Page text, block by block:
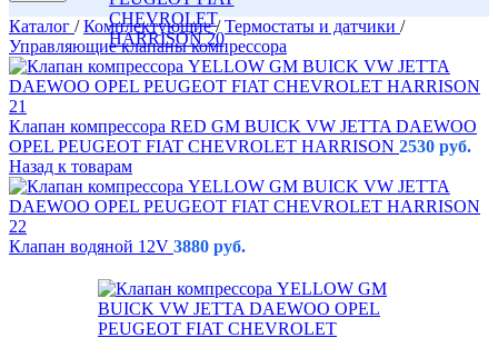
Каталог / Комплектующие/ Термостаты и датчики /
Управляющие клапаны компрессора
Клапан компрессора RED GM BUICK VW JETTA DAEWOO
OPEL PEUGEOT FIAT CHEVROLET HARRISON 2530 руб.
Назад к товарам
Клапан водяной 12V 3880 руб.